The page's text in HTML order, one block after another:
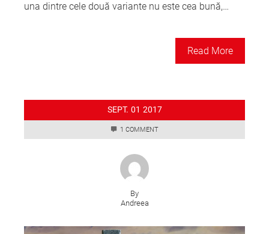
una dintre cele două variante nu este cea bună,…
Read More
SEPT. 01 2017
1 COMMENT
By
Andreea